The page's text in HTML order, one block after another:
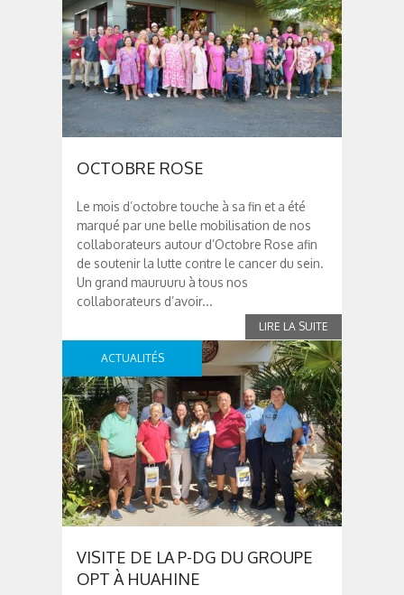
OCTOBRE ROSE
Le mois d’octobre touche à sa fin et a été
marqué par une belle mobilisation de nos
collaborateurs autour d’Octobre Rose afin
de soutenir la lutte contre le cancer du sein.
Un grand mauruuru à tous nos
collaborateurs d’avoir...
ACTUALITÉS
VISITE DE LA P-DG DU GROUPE
OPT À HUAHINE